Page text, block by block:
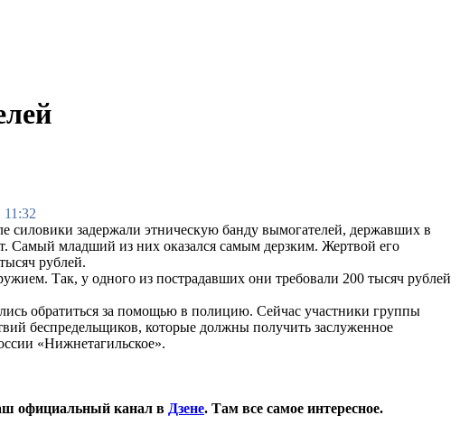
11:32
силовики задержали этническую банду вымогателей, державших в
Самый младший из них оказался самым дерзким. Жертвой его
рублей.
Так, у одного из пострадавших они требовали 200 тысяч рублей
обратиться за помощью в полицию. Сейчас участники группы
беспредельщиков, которые должны получить заслуженное
«Нижнетагильское».
официальный канал в Дзене. Там все самое интересное.